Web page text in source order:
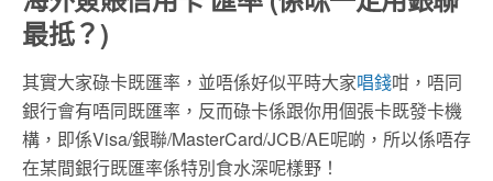
最抵？)
其實大家碌卡既匯率，並唔係好似平時大家唱錢咁，唔同
銀行會有唔同既匯率，反而碌卡係跟你用個張卡既發卡機
構，即係Visa/銀聯/MasterCard/JCB/AE呢啲，所以係唔存
在某間銀行既匯率係特別食水深呢樣野！